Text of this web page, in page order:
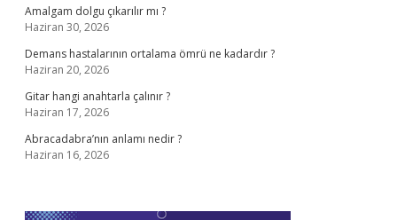
Amalgam dolgu çıkarılır mı ?
Haziran 30, 2026
Demans hastalarının ortalama ömrü ne kadardır ?
Haziran 20, 2026
Gitar hangi anahtarla çalınır ?
Haziran 17, 2026
Abracadabra’nın anlamı nedir ?
Haziran 16, 2026